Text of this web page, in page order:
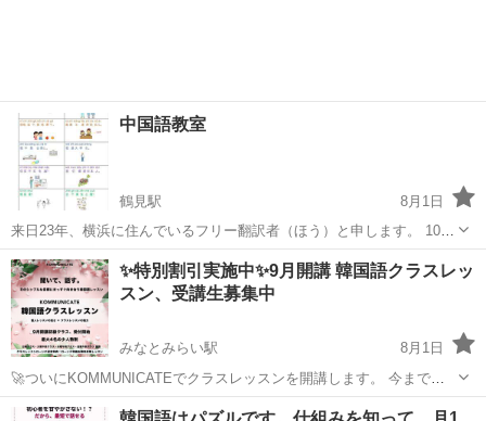
中国語教室
鶴見駅
8月1日
来日23年、横浜に住んでいるフリー翻訳者（ほう）と申します。 10年
以上中国語初級～ビジネスレーベルまでを教える経験があります。 授
業方針について、発音は第一。まずはピンインをしっかり学びましょ
う。 そして、文法を勉強...
神奈川 横浜市 鶴見駅 中国語 ピンイン
✨特別割引実施中✨9月開講 韓国語クラスレッ
スン、受講生募集中
みなとみらい駅
8月1日
🚀ついにKOMMUNICATEでクラスレッスンを開講します。 今までの
韓国語クラスレッスンの常識は、一度忘れてください ! グループなの
神奈川 横浜市 みなとみらい駅 韓国語 クラス